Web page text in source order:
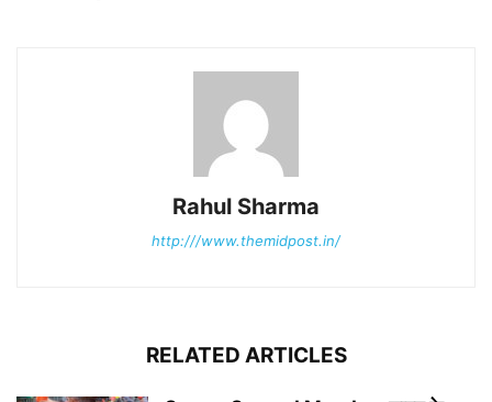
Rahul Sharma
http:///www.themidpost.in/
RELATED ARTICLES